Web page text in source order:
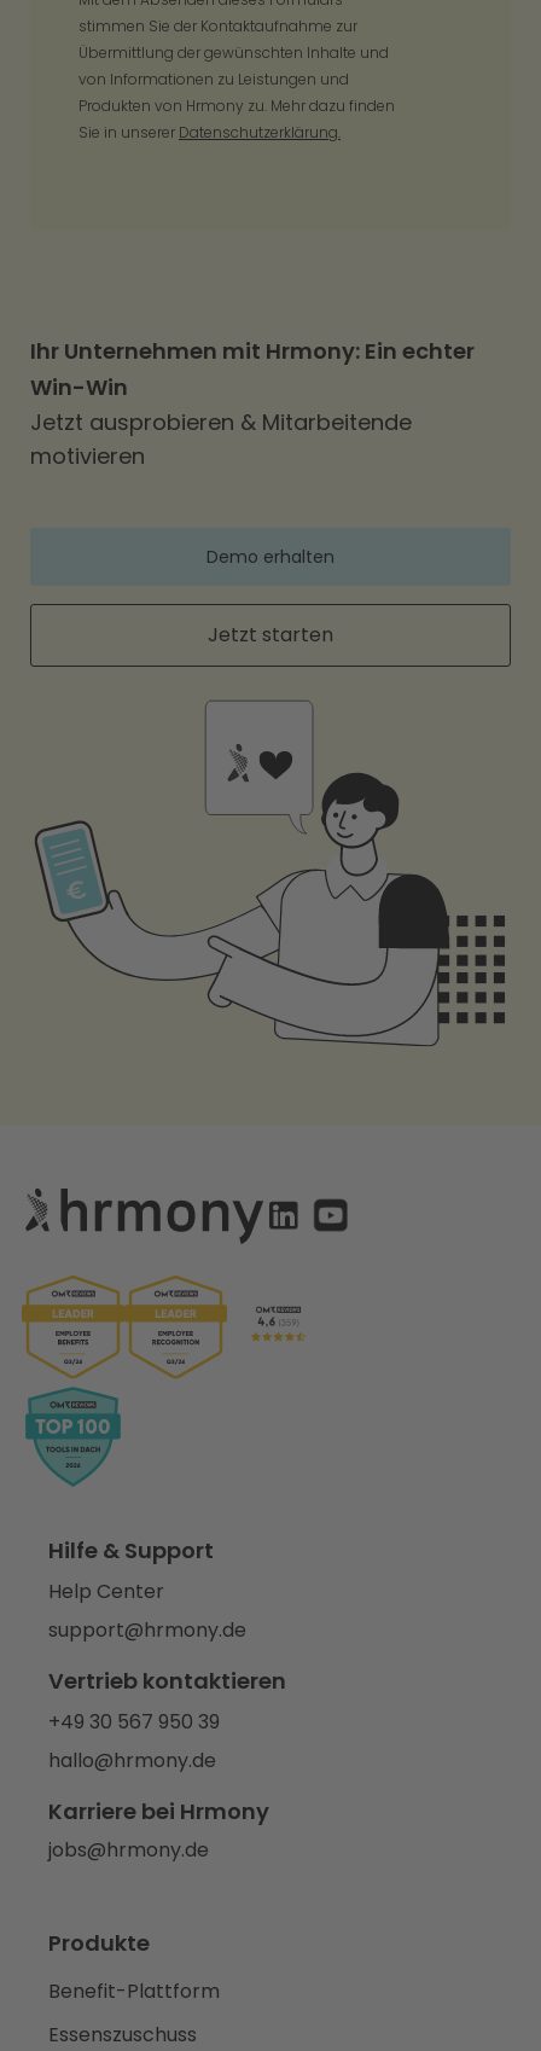
stimmen Sie der Kontaktaufnahme zur
Übermittlung der gewünschten Inhalte und
von Informationen zu Leistungen und
Produkten von Hrmony zu. Mehr dazu finden
Sie in unserer Datenschutzerklärung.
Ihr Unternehmen mit Hrmony: Ein echter
Win-Win
Jetzt ausprobieren & Mitarbeitende
motivieren
Demo erhalten
Jetzt starten
Hilfe & Support
Help Center
support@hrmony.de
Vertrieb kontaktieren
+49 30 567 950 39
hallo@hrmony.de
Karriere bei Hrmony
jobs@hrmony.de
Produkte
Benefit-Plattform
Essenszuschuss